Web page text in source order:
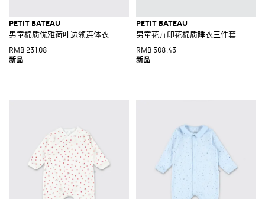
PETIT BATEAU
男童棉质优雅荷叶边领连体衣
RMB 231.08
PETIT BATEAU
男童花卉印花棉质睡衣三件套
RMB 508.43